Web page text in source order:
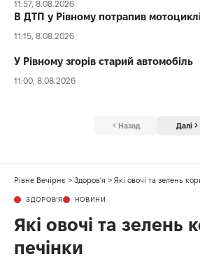
11:57, 8.08.2026
В ДТП у Рівному потрапив
11:15, 8.08.2026
У Рівному згорів старий автомобіль
11:00, 8.08.2026
Назад Далі
Рівне Вечірнє > Здоров'я > Які овочі та зелень
ЗДОРОВ'Я НОВИНИ
Які овочі та зелень
печінки